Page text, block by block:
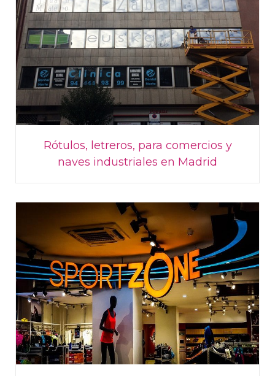
Rótulos, letreros, para comercios y
naves industriales en Madrid